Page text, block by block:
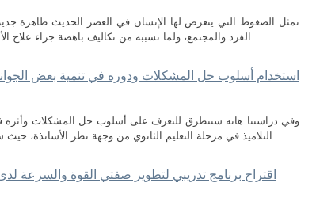
تمثل الضغوط التي يتعرض لها الإنسان في العصر الحديث ظاهرة
الفرد والمجتمع، ولما تسببه من تكاليف باهضة جراء علاج الأمراض والمشكلات التي تنجم عنها أو تترافق معها، ورغم ...
استخدام أسلوب حل المشكلات ودوره في تنمية بعض الجوانب
وفي دراستنا هاته سنتطرق للتعرف على أسلوب حل المشكلات وأثره في
التلاميذ في مرحلة التعليم الثانوي من وجهة نظر الأساتذة، حيث شملت الدراسة جانب نظري وآخر تطبيقي، تناول الجانب ...
اقتراح برنامج تدريبي لتطوير صفتي القوة والسرعة